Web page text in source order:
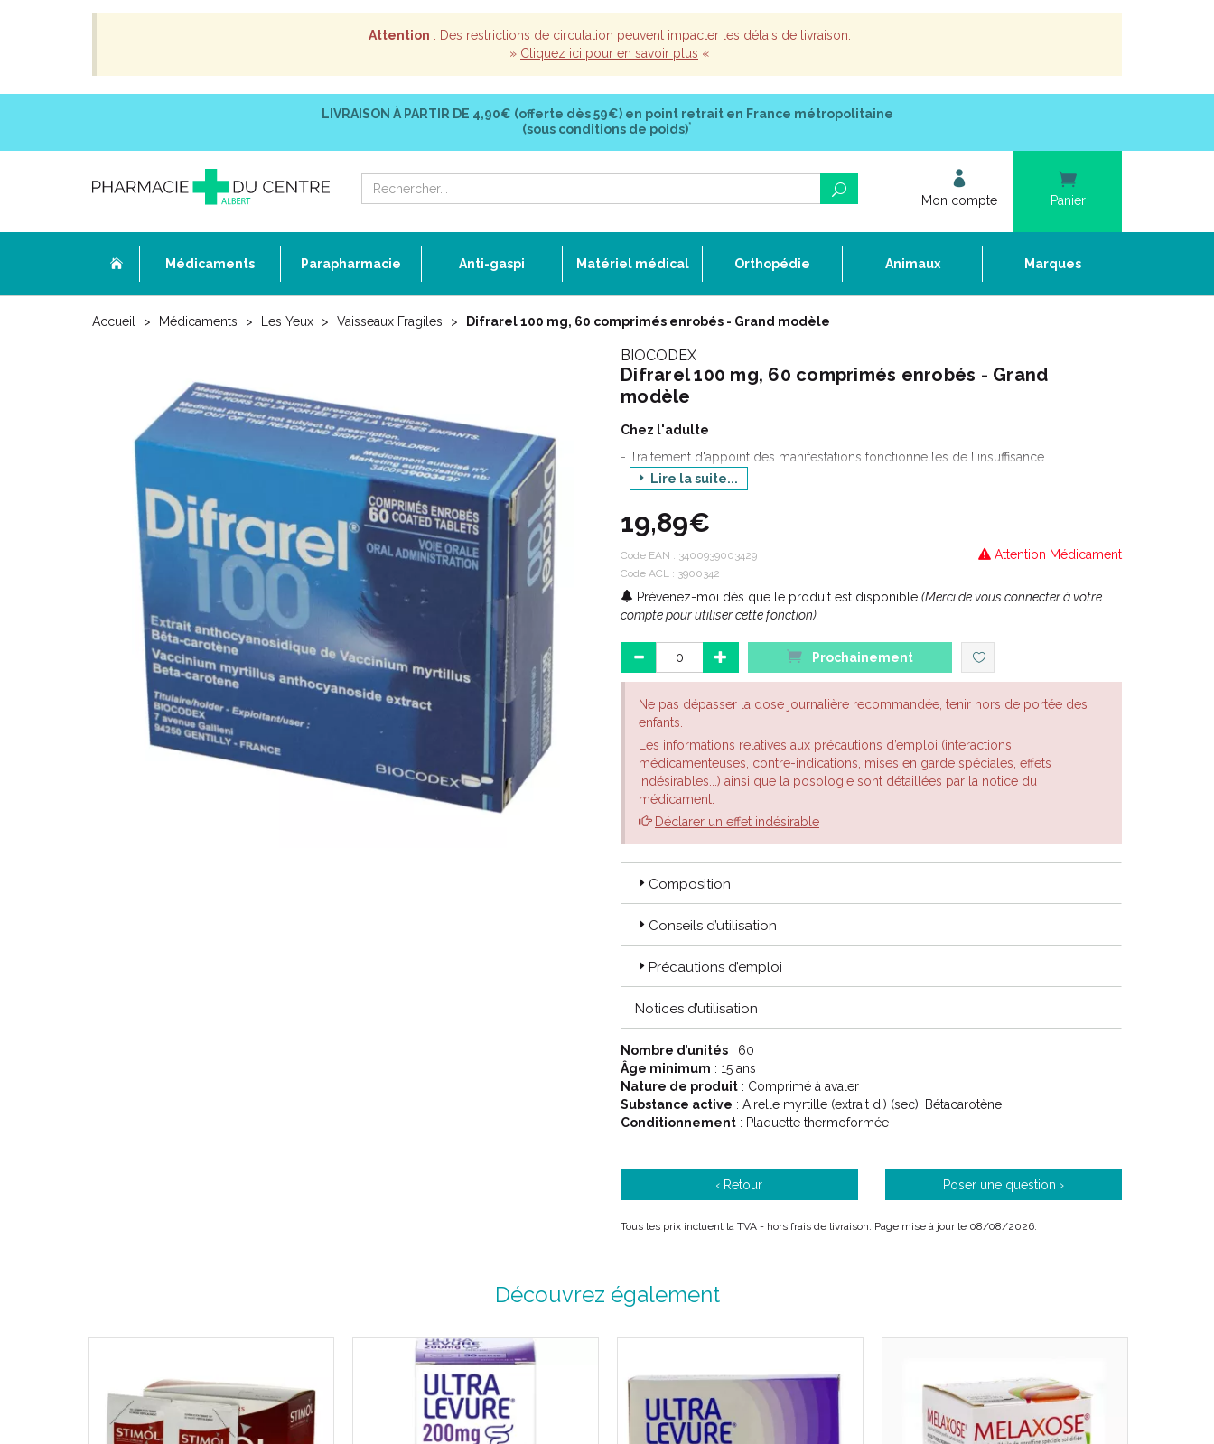
Attention : Des restrictions de circulation peuvent impacter les délais de livraison.
» Cliquez ici pour en savoir plus «
LIVRAISON À PARTIR DE 4,90€ (offerte dès 59€) en point retrait en France métropolitaine
(sous conditions de poids)*
Mon compte Panier
Médicaments Parapharmacie Anti-gaspi Matériel médical Orthopédie Animaux Marques
Accueil Médicaments Les Yeux Vaisseaux Fragiles Difrarel 100 mg, 60 comprimés enrobés - Grand modèle
BIOCODEX
Difrarel 100 mg, 60 comprimés enrobés - Grand
modèle
Chez l'adulte :
- Traitement d'appoint des manifestations fonctionnelles de l'insuffisance
veinolymphatique (jambes lourdes, douleurs, impatiences du primodécubitus). -
Traitement symptomatique d'appoint des troubles fonctionnels de la fragilité
capillaire.
- Traitement d'appoint des baisses d'acuité et troubles du champ visuel présumés
d'origine vasculaire. Un avis médical est nécessaire pour le traitement des troubles
fonctionnels de la fragilité capillaire et des baisse d'acuité et troubles du champ
visuel présumés d'origine vasculaire.
Lire la suite...
19,89€
Attention Médicament
Code EAN : 3400939003429
Code ACL : 3900342
Prévenez-moi dès que le produit est disponible (Merci de vous connecter à votre
compte pour utiliser cette fonction).
Prochainement
Ne pas dépasser la dose journalière recommandée, tenir hors de portée des
enfants.
Les informations relatives aux précautions d’emploi (interactions
médicamenteuses, contre-indications, mises en garde spéciales, effets
indésirables...) ainsi que la posologie sont détaillées par la notice du
médicament.
Déclarer un effet indésirable
Composition
Conseils d’utilisation
Précautions d’emploi
Notices d’utilisation
Nombre d’unités : 60
Âge minimum : 15 ans
Nature de produit : Comprimé à avaler
Substance active : Airelle myrtille (extrait d') (sec), Bétacarotène
Conditionnement : Plaquette thermoformée
‹ Retour Poser une question ›
Tous les prix incluent la TVA - hors frais de livraison. Page mise à jour le 08/08/2026.
Découvrez également